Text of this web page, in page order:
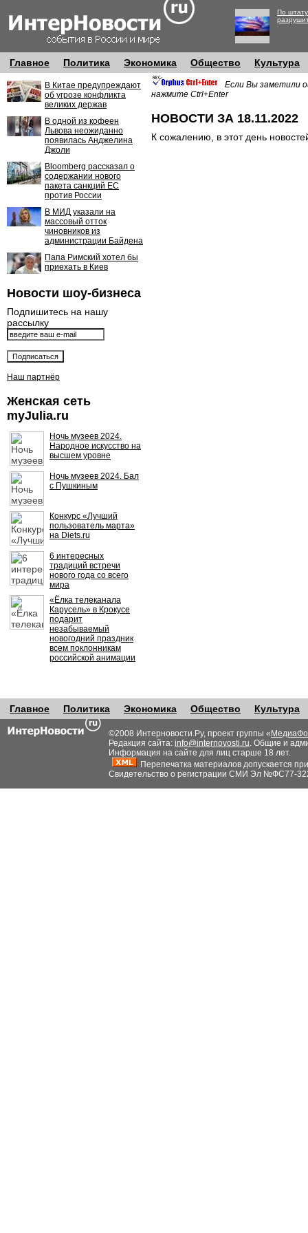
По
Главное Политика Экономика Общество Культура
В Китае предупреждают
об угрозе конфликта
великих держав
В одной из кофеен
Львова неожиданно
появилась Анджелина
Джоли
Bloomberg рассказал о
содержании нового
пакета санкций ЕС
против России
В МИД указали на
массовый отток
чиновников из
администрации Байдена
Папа Римский хотел бы
приехать в Киев
Новости шоу-бизнеса
Подпишитесь на нашу
рассылку
Наш партнёр
Женская сеть
myJulia.ru
Ночь музеев 2024.
Народное искусство на
высшем уровне
Ночь музеев 2024. Бал
с Пушкиным
Конкурс «Лучший
пользователь марта»
на Diets.ru
6 интересных
традиций встречи
нового года со всего
мира
«Ёлка телеканала
Карусель» в Крокусе
подарит
незабываемый
новогодний праздник
всем поклонникам
российской анимации
Если Вы заметили
нажмите Ctrl+Enter
НОВОСТИ ЗА 18.11.2022
К сожалению, в этот день
Главное Политика Экономика Общество Культура
©2008 Интерновости.Ру, проект группы «
Редакция сайта: info@internovosti.ru. Общие и
Информация на сайте для лиц старше 18 лет.
Перепечатка материалов допускается
Свидетельство о регистрации СМИ Эл №ФС77-